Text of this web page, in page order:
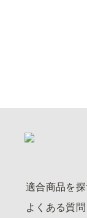
適合商品を探
よくある質問